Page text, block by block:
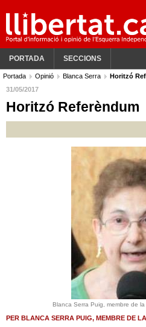
PORTADA SECCIONS
Portada Opinió Blanca Serra
Horitzó
31/05/2017
Horitzó Referèndum
Blanca Serra Puig, membre de
PER BLANCA SERRA PUIG, MEMBRE DE